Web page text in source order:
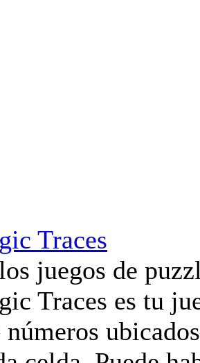
Traces
juegos de
Traces es tu
números